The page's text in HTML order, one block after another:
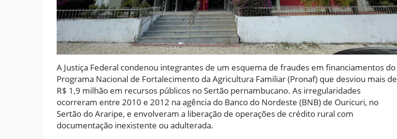
A Justiça Federal condenou integrantes de um esquema de fraudes em financiamentos do
Programa Nacional de Fortalecimento da Agricultura Familiar (Pronaf) que desviou mais de
R$ 1,9 milhão em recursos públicos no Sertão pernambucano. As irregularidades
ocorreram entre 2010 e 2012 na agência do Banco do Nordeste (BNB) de Ouricuri, no
Sertão do Araripe, e envolveram a liberação de operações de crédito rural com
documentação inexistente ou adulterada.